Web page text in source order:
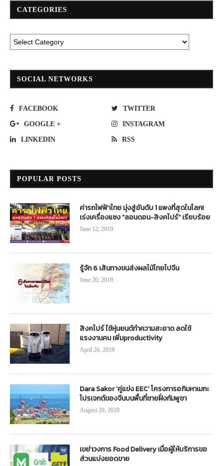
CATEGORIES
SOCIAL NETWORKS
FACEBOOK TWITTER
GOOGLE + INSTAGRAM
LINKEDIN RSS
POPULAR POSTS
ค่ารถไฟฟ้าไทย มุ่งสู่อันดับ 1 แพงที่สุดในโลก!
เร่งเครื่องแซง “ลอนดอน-สิงคโปร์” เรียบร้อย
June 12, 2019
รู้จัก 6 เส้นทางขนส่งผลไม้ไทยไปจีน
June 20, 2019
สิงคโปร์ ใช้หุ่นยนต์ทำความสะอาด ลดใช้
แรงงานคน เพิ่มproductivity
April 26, 2019
Dara Sakor ‘คู่แข่ง EEC’ โครงการอภิมหาเมกะ
โปรเจกต์ของจีนบนพื้นที่ชายฝั่งกัมพูชา
August 20, 2020
เขย่าวงการ Food Delivery เมื่อผู้ให้บริการขอ
ส่วนแบ่งยอดขาย